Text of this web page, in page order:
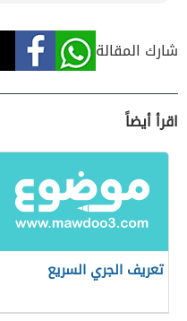
شارك المقالة
اقرأ أيضاً
تعريف الجري السريع